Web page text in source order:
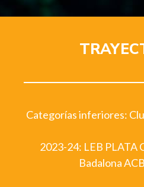
Categorías inferiores:
2023-24: LEB PLATA
Badalona